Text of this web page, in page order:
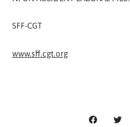
SFF-CGT
www.sff.cgt.org